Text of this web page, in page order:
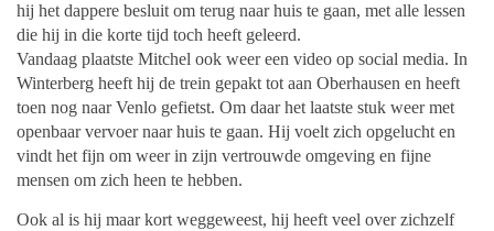
hij het dappere besluit om terug naar huis te gaan, met alle lessen
die hij in die korte tijd toch heeft geleerd.
Vandaag plaatste Mitchel ook weer een video op social media. In
Winterberg heeft hij de trein gepakt tot aan Oberhausen en heeft
toen nog naar Venlo gefietst. Om daar het laatste stuk weer met
openbaar vervoer naar huis te gaan. Hij voelt zich opgelucht en
vindt het fijn om weer in zijn vertrouwde omgeving en fijne
mensen om zich heen te hebben.
Ook al is hij maar kort weggeweest, hij heeft veel over zichzelf